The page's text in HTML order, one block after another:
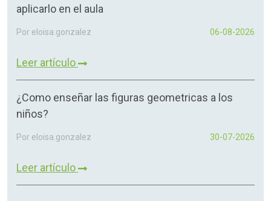
aplicarlo en el aula
Por eloisa.gonzalez 06-08-2026
Leer artículo
¿Como enseñar las figuras geometricas a los
niños?
Por eloisa.gonzalez 30-07-2026
Leer artículo